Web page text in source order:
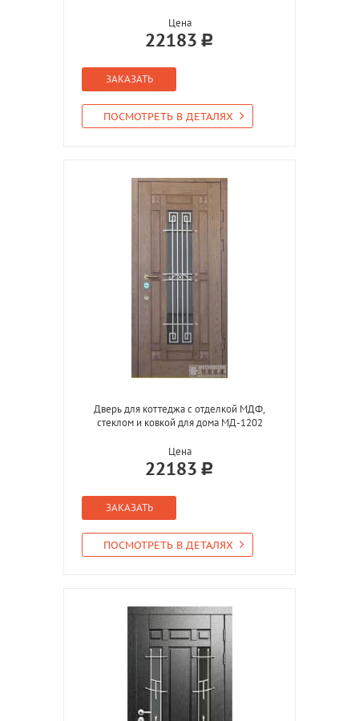
Цена
22183
ЗАКАЗАТЬ
ПОСМОТРЕТЬ В ДЕТАЛЯХ
Дверь для коттеджа с отделкой МДФ,
стеклом и ковкой для дома МД-1202
Цена
22183
ЗАКАЗАТЬ
ПОСМОТРЕТЬ В ДЕТАЛЯХ